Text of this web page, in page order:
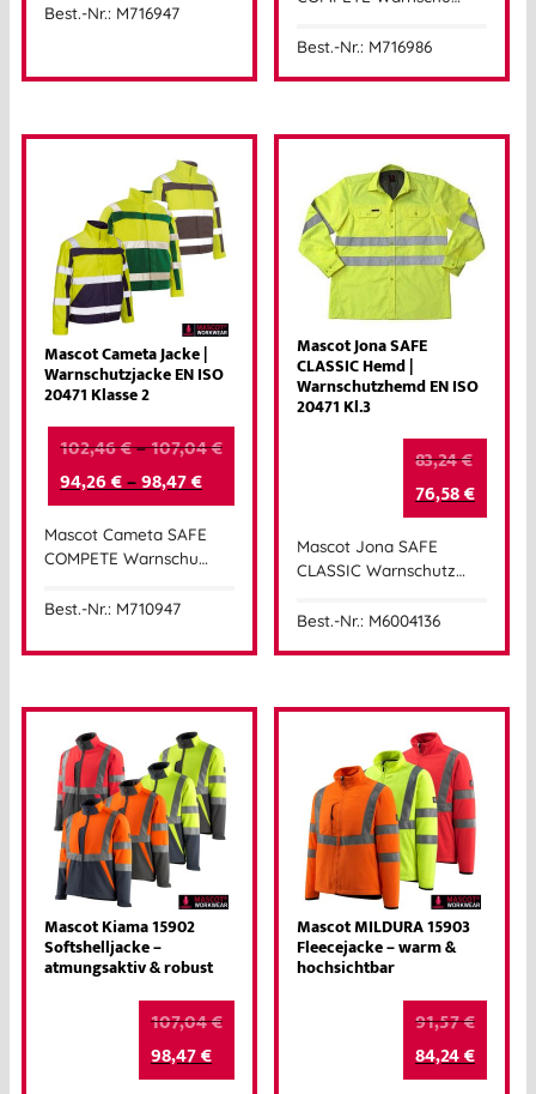
Best.-Nr.: M716947
Best.-Nr.: M716986
Mascot Cameta Jacke |
Warnschutzjacke EN ISO
20471 Klasse 2
102,46€–107,04€
94,26€–98,47€
Mascot Cameta SAFE
COMPETE Warnschu…
Best.-Nr.: M710947
Mascot Jona SAFE
CLASSIC Hemd |
Warnschutzhemd EN ISO
20471 Kl.3
83,24€
76,58€
Mascot Jona SAFE
CLASSIC Warnschutz…
Best.-Nr.: M6004136
Mascot Kiama 15902
Softshelljacke –
atmungsaktiv & robust
107,04€
98,47€
Mascot MILDURA 15903
Fleecejacke – warm &
hochsichtbar
91,57€
84,24€